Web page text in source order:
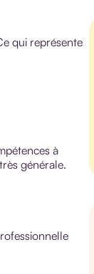
qui représente
à
générale.